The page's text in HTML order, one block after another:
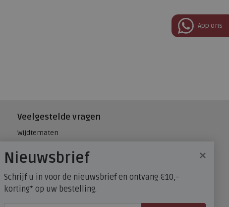
Veelgestelde vragen
Wijdtematen
Maatadvies, wat is mijn
schoenmaat?
FitFlop - maatadvies
App ons
×
Nieuwsbrief
Schrijf u in voor de nieuwsbrief en ontvang €10,-
korting* op uw bestelling.